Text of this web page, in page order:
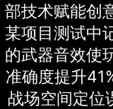
部技术赋能创
某项目测试中
的武器音效使
准确度提升
战场空间定位